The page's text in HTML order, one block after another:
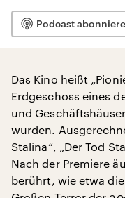
Podcast
Das Kino heißt
Erdgeschoss eines
und
wurden.
Stalina“, „Der Tod
Nach der Premiere
berührt, wie etwa